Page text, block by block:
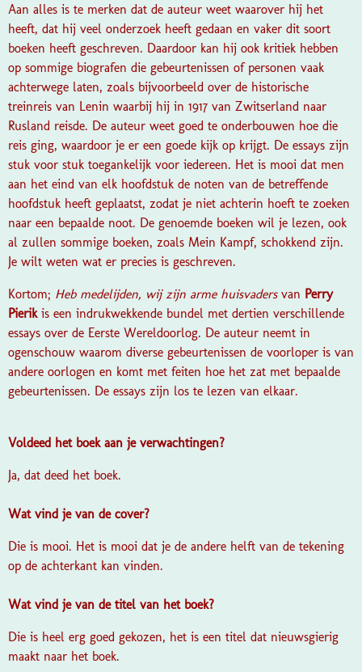
Aan alles is te merken dat de auteur weet waarover hij het
heeft, dat hij veel onderzoek heeft gedaan en vaker dit soort
boeken heeft geschreven. Daardoor kan hij ook kritiek hebben
op sommige biografen die gebeurtenissen of personen vaak
achterwege laten, zoals bijvoorbeeld over de historische
treinreis van Lenin waarbij hij in 1917 van Zwitserland naar
Rusland reisde. De auteur weet goed te onderbouwen hoe die
reis ging, waardoor je er een goede kijk op krijgt. De essays zijn
stuk voor stuk toegankelijk voor iedereen. Het is mooi dat men
aan het eind van elk hoofdstuk de noten van de betreffende
hoofdstuk heeft geplaatst, zodat je niet achterin hoeft te zoeken
naar een bepaalde noot. De genoemde boeken wil je lezen, ook
al zullen sommige boeken, zoals Mein Kampf, schokkend zijn.
Je wilt weten wat er precies is geschreven.
Kortom; Heb medelijden, wij zijn arme huisvaders van Perry
Pierik is een indrukwekkende bundel met dertien verschillende
essays over de Eerste Wereldoorlog. De auteur neemt in
ogenschouw waarom diverse gebeurtenissen de voorloper is van
andere oorlogen en komt met feiten hoe het zat met bepaalde
gebeurtenissen. De essays zijn los te lezen van elkaar.
Voldeed het boek aan je verwachtingen?
Ja, dat deed het boek.
Wat vind je van de cover?
Die is mooi. Het is mooi dat je de andere helft van de tekening
op de achterkant kan vinden.
Wat vind je van de titel van het boek?
Die is heel erg goed gekozen, het is een titel dat nieuwsgierig
maakt naar het boek.